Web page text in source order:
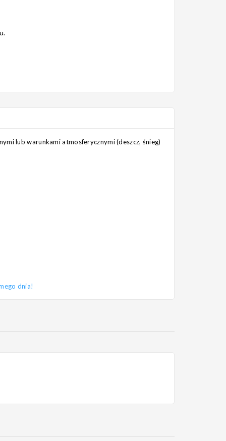
lub warunkami atmosferycznymi (deszcz, śnieg)
dnia!